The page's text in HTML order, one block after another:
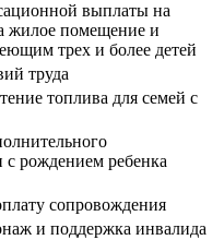
выплаты на
жилое помещение и
трех и более детей
труда
топлива для семей с
с рождением ребенка
сопровождения
и поддержка инвалида